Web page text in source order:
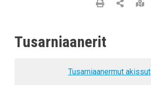
Tusarniaanerit
Tusarniaanermut akissut​